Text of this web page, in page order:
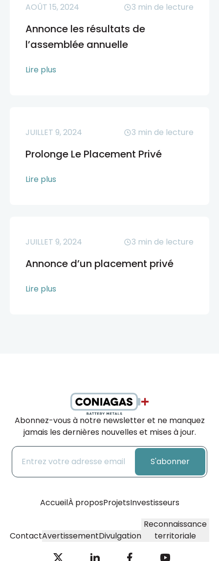
AOÛT 15, 2024 3 min de lecture
Annonce les résultats de
l’assemblée annuelle
Lire plus
JUILLET 9, 2024 3 min de lecture
Prolonge Le Placement Privé
Lire plus
JUILLET 9, 2024 3 min de lecture
Annonce d’un placement privé
Lire plus
Abonnez-vous à notre newsletter et ne manquez
jamais les dernières nouvelles et mises à jour.
S'abonner
AccueilÀ proposProjetsInvestisseurs
ContactAvertissementDivulgation
Reconnaissance
territoriale